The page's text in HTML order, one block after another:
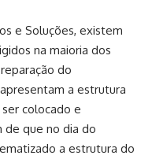
e Soluções, existem
na maioria dos
do
a estrutura
colocado e
de que no dia do
a estrutura do